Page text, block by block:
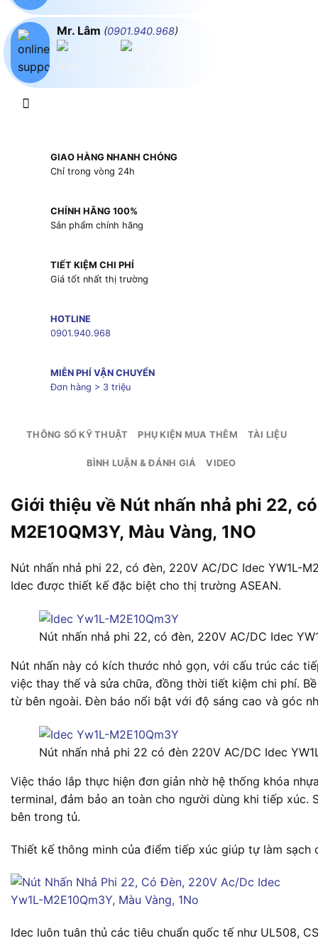
Mr. Lâm (0901.940.968)
GIAO HÀNG NHANH CHÓNG
Chỉ trong vòng 24h
CHÍNH HÃNG 100%
Sản phẩm chính hãng
TIẾT KIỆM CHI PHÍ
Giá tốt nhất thị trường
HOTLINE
0901.940.968
MIỄN PHÍ VẬN CHUYỂN
Đơn hàng > 3 triệu
THÔNG SỐ KỸ THUẬT PHỤ KIỆN MUA THÊM TÀI LIỆU
BÌNH LUẬN & ĐÁNH GIÁ VIDEO
Giới thiệu về Nút nhấn nhả phi 22,
M2E10QM3Y, Màu Vàng, 1NO
Nút nhấn nhả phi 22, có đèn, 220V AC/DC Idec YW1L-
Idec được thiết kế đặc biệt cho thị trường ASEAN.
Nút nhấn nhả phi 22, có đèn, 220V AC/DC Idec
Nút nhấn này có kích thước nhỏ gọn, với cấu trúc các
việc thay thế và sửa chữa, đồng thời tiết kiệm chi phí.
từ bên ngoài. Đèn báo nổi bật với độ sáng cao và góc
Nút nhấn nhả phi 22 có đèn 220V AC/DC Idec
Việc tháo lắp thực hiện đơn giản nhờ hệ thống khóa
terminal, đảm bảo an toàn cho người dùng khi tiếp xúc.
bên trong tủ.
Thiết kế thông minh của điểm tiếp xúc giúp tự làm sạch
Idec luôn tuân thủ các tiêu chuẩn quốc tế như UL508,